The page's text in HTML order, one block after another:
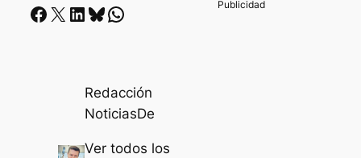
Facebook X LinkedIn Bluesky Whatsapp
Redacción
NoticiasDe
Ver todos los